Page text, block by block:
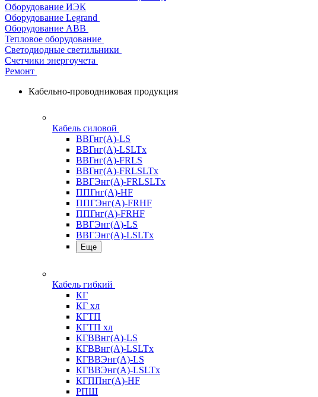
Оборудование ИЭК
Оборудование Legrand
Оборудование АВВ
Тепловое оборудование
Светодиодные светильники
Счетчики энергоучета
Ремонт
Кабельно-проводниковая продукция
Кабель силовой
ВВГнг(А)-LS
ВВГнг(А)-LSLTx
ВВГнг(А)-FRLS
ВВГнг(А)-FRLSLTx
ВВГЭнг(А)-FRLSLTx
ППГнг(А)-HF
ППГЭнг(А)-FRHF
ППГнг(А)-FRHF
ВВГЭнг(А)-LS
ВВГЭнг(А)-LSLTx
Еще
Кабель гибкий
КГ
КГ хл
КГТП
КГТП хл
КГВВнг(А)-LS
КГВВнг(А)-LSLTx
КГВВЭнг(А)-LS
КГВВЭнг(А)-LSLTx
КГППнг(А)-HF
РПШ